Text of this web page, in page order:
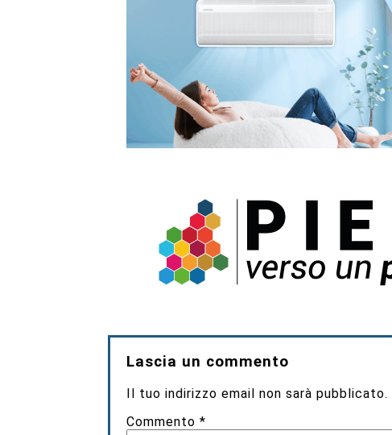
Lascia un commento
Il tuo indirizzo email non sarà pubblicato.
Commento*